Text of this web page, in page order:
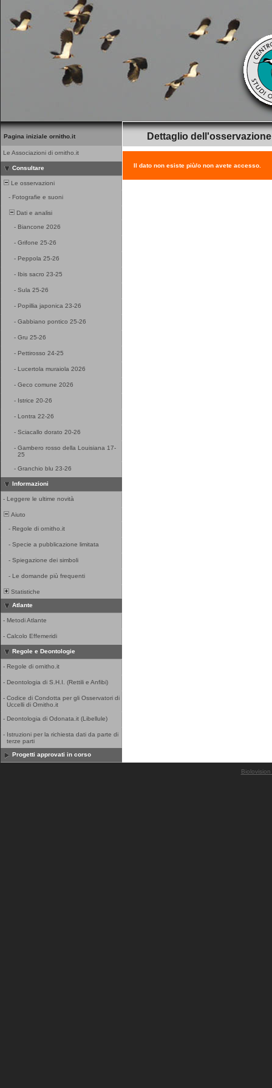
Pagina iniziale ornitho.it
Le Associazioni di ornitho.it
Consultare
Le osservazioni
- Fotografie e suoni
Dati e analisi
- Biancone 2026
- Grifone 25-26
- Peppola 25-26
- Ibis sacro 23-25
- Sula 25-26
- Popillia japonica 23-26
- Gabbiano pontico 25-26
- Gru 25-26
- Pettirosso 24-25
- Lucertola muraiola 2026
- Geco comune 2026
- Istrice 20-26
- Lontra 22-26
- Sciacallo dorato 20-26
- Gambero rosso della Louisiana 17-
25
- Granchio blu 23-26
Informazioni
- Leggere le ultime novità
Aiuto
- Regole di ornitho.it
- Specie a pubblicazione limitata
- Spiegazione dei simboli
- Le domande più frequenti
Statistiche
Atlante
- Metodi Atlante
- Calcolo Effemeridi
Regole e Deontologie
- Regole di ornitho.it
- Deontologia di S.H.I. (Rettili e Anfibi)
- Codice di Condotta per gli Osservatori di
Uccelli di Ornitho.it
- Deontologia di Odonata.it (Libellule)
- Istruzioni per la richiesta dati da parte di
terze parti
Progetti approvati in corso
Dettaglio dell'osservazione
Il dato non esiste più/o non avete accesso.
Biolovision